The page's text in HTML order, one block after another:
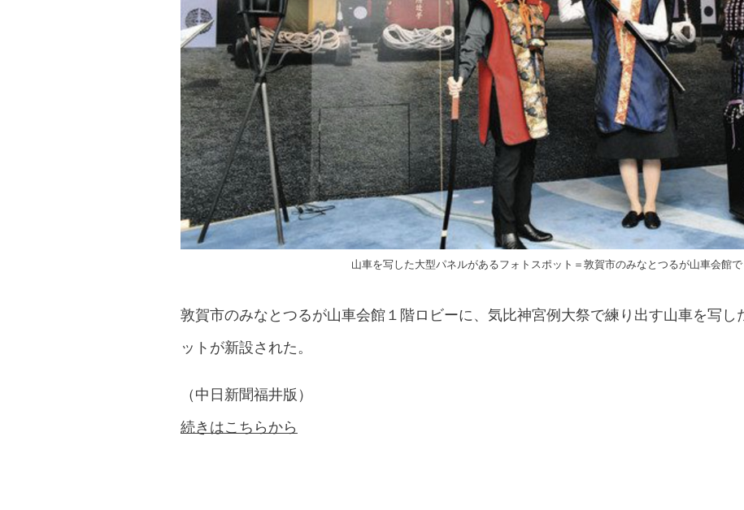
山車を写した大型パネルがあるフォトスポット＝敦賀市のみなとつるが山車会館で
敦賀市のみなとつるが山車会館１階ロビーに、気比神宮例大祭で練り出す山車を写し
ットが新設された。
（中日新聞福井版）
続きはこちらから